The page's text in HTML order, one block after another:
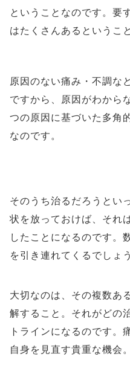
ということなのです。要
はたくさんあるというこ
原因のない痛み・不調な
ですから、原因がわから
つの原因に基づいた多角
なのです。
そのうち治るだろうとい
状を放っておけば、それ
したことになるのです。
を引き連れてくるでしょ
大切なのは、その複数あ
解すること。それがどの
トラインになるのです。
自身を見直す貴重な機会。